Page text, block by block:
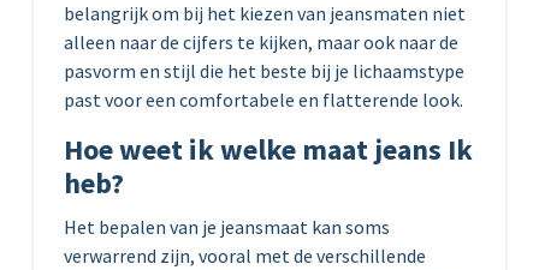
belangrijk om bij het kiezen van jeansmaten niet
alleen naar de cijfers te kijken, maar ook naar de
pasvorm en stijl die het beste bij je lichaamstype
past voor een comfortabele en flatterende look.
Hoe weet ik welke maat jeans Ik
heb?
Het bepalen van je jeansmaat kan soms
verwarrend zijn, vooral met de verschillende